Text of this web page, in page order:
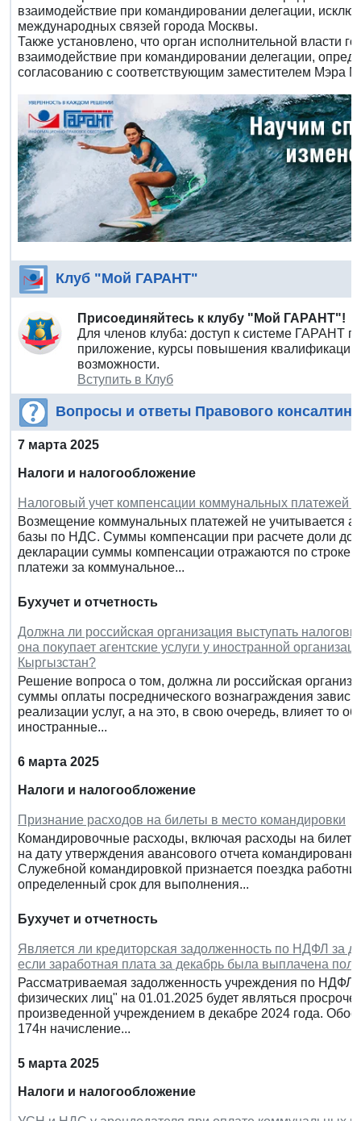
взаимодействие при командировании делегации,
международных связей города Москвы.
Также установлено, что орган исполнительной власти
взаимодействие при командировании делегации,
согласованию с соответствующим заместителем Мэра
Клуб "Мой ГАРАНТ"
Присоединяйтесь к клубу "Мой ГАРАНТ"!
Для членов клуба: доступ к системе ГАРАНТ
приложение, курсы повышения квалификации
возможности.
Вступить в Клуб
Вопросы и ответы Правового
7 марта 2025
Налоги и налогообложение
Налоговый учет компенсации коммунальных платежей
Возмещение коммунальных платежей не учитывается
базы по НДС. Суммы компенсации при расчете доли
декларации суммы компенсации отражаются по
платежи за коммунальное...
Бухучет и отчетность
Должна ли российская организация выступать
она покупает агентские услуги у иностранной
Кыргызстан?
Решение вопроса о том, должна ли российская
суммы оплаты посреднического вознаграждения
реализации услуг, а на это, в свою очередь, влияет то
иностранные...
6 марта 2025
Налоги и налогообложение
Признание расходов на билеты в место командировки
Командировочные расходы, включая расходы на
на дату утверждения авансового отчета
Служебной командировкой признается поездка
определенный срок для выполнения...
Бухучет и отчетность
Является ли кредиторская задолженность по НДФЛ за
если заработная плата за декабрь была выплачена
Рассматриваемая задолженность учреждения по НДФЛ
физических лиц" на 01.01.2025 будет являться
произведенной учреждением в декабре 2024 года.
174н начисление...
5 марта 2025
Налоги и налогообложение